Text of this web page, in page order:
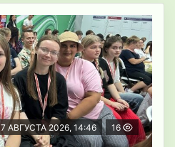
7 АВГУСТА 2026, 14:46 16